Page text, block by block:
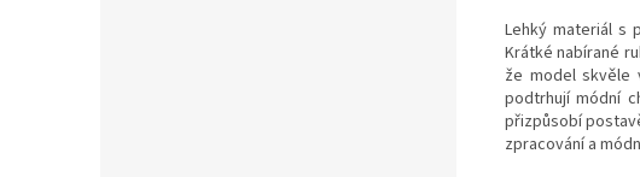
Lehký materiál s
Krátké nabírané
že model skvěle
podtrhují módní
přizpůsobí
zpracování a